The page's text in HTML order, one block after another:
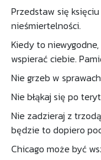
Przedstaw się
nieśmiertelności.
Kiedy to
wspierać ciebie.
Nie grzeb w
Nie błąkaj się po
Nie zadzieraj z
będzie to dopiero
Chicago może być